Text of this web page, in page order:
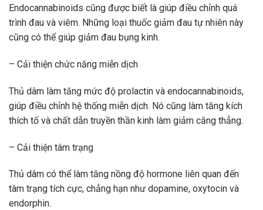
Endocannabinoids cũng được biết là giúp điều chỉnh quá
trình đau và viêm. Những loại thuốc giảm đau tự nhiên này
cũng có thể giúp giảm đau bụng kinh.
– Cải thiện chức năng miễn dịch
Thủ dâm làm tăng mức độ prolactin và endocannabinoids,
giúp điều chỉnh hệ thống miễn dịch. Nó cũng làm tăng kích
thích tố và chất dẫn truyền thần kinh làm giảm căng thẳng.
– Cải thiện tâm trạng
Thủ dâm có thể làm tăng nồng độ hormone liên quan đến
tâm trạng tích cực, chẳng hạn như dopamine, oxytocin và
endorphin.